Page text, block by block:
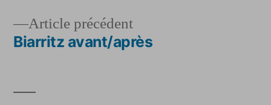
deArticle précédentArticle
précédent :
Biarritz avant/après